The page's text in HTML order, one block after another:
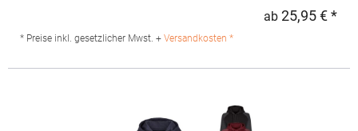
Sehr weiches Gewebe mit Pfirsichhauteffekt aus 100 %
Baumwolle (B&C PST-Technologie) Glatte, weiche und ebene
Polyester)Angaben zur Produktsicherheit:Herst.-Nr.:
WW02QHersteller: The Cotton Group SA Drève Richelle 161
ab 25,95 € *
* Preise inkl. gesetzlicher Mwst. + Versandkosten *